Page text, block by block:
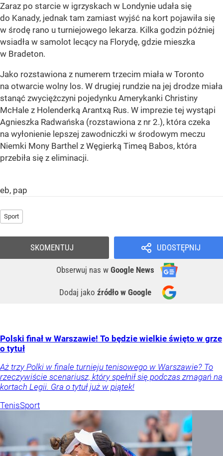
Zaraz po starcie w igrzyskach w Londynie udała się
do Kanady, jednak tam zamiast wyjść na kort pojawiła się
w środę rano u turniejowego lekarza. Kilka godzin później
wsiadła w samolot lecący na Florydę, gdzie mieszka
w Bradeton.
Jako rozstawiona z numerem trzecim miała w Toronto
na otwarcie wolny los. W drugiej rundzie na jej drodze miała
stanąć zwyciężczyni pojedynku Amerykanki Christiny
McHale z Holenderką Arantxą Rus. W imprezie tej wystąpi
Agnieszka Radwańska (rozstawiona z nr 2.), która czeka
na wyłonienie lepszej zawodniczki w środowym meczu
Niemki Mony Barthel z Węgierką Timeą Babos, która
przebiła się z eliminacji.
eb, pap
Sport
UDOSTĘPNIJ
Obserwuj nas w Google News
Dodaj jako źródło w Google
SKOMENTUJ
Polski finał w Warszawie! To będzie wielkie święto w grze
o tytuł
Aż trzy Polki w finale turnieju tenisowego w Warszawie? To
rzeczywiście scenariusz, który spełnił się podczas zmagań na
kortach Legii. Gra o tytuł już w piątek!
TenisSport